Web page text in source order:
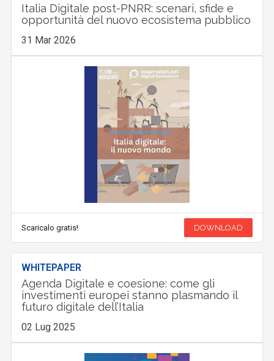
Italia Digitale post-PNRR: scenari, sfide e
opportunità del nuovo ecosistema pubblico
31 Mar 2026
Scaricalo gratis! DOWNLOAD
WHITEPAPER
Agenda Digitale e coesione: come gli
investimenti europei stanno plasmando il
futuro digitale dell’Italia
02 Lug 2025